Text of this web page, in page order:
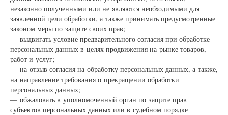
незаконно полученными или не являются необходимыми для
заявленной цели обработки, а также принимать предусмотренные
законом меры по защите своих прав;
— выдвигать условие предварительного согласия при обработке
персональных данных в целях продвижения на рынке товаров,
работ и услуг;
— на отзыв согласия на обработку персональных данных, а также,
на направление требования о прекращении обработки
персональных данных;
— обжаловать в уполномоченный орган по защите прав
субъектов персональных данных или в судебном порядке